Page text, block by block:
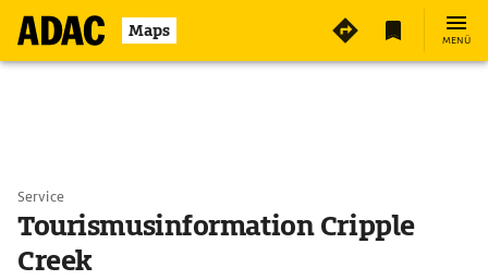
Maps MENÜ
Service
Tourismusinformation Cripple
Creek